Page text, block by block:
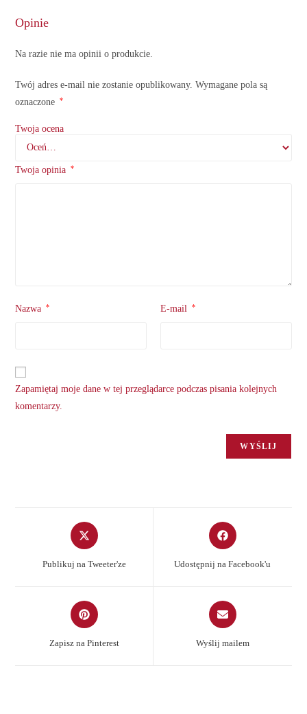
Opinie
Na razie nie ma opinii o produkcie.
Twój adres e-mail nie zostanie opublikowany. Wymagane pola są
oznaczone
*
Twoja ocena
Twoja opinia *
Nazwa * E-mail *
Zapamiętaj moje dane w tej przeglądarce podczas pisania kolejnych
komentarzy.
Opens
in
new
Publikuj na Tweeter'ze
Opens
in
new
Udostępnij na Facebook'u
Opens
in
Zapisz na Pinterest
Opens
in
new
Wyślij mailem